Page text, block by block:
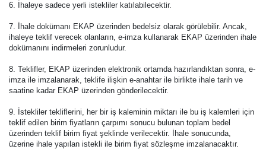
6. İhaleye sadece yerli istekliler katılabilecektir.
7. İhale dokümanı EKAP üzerinden bedelsiz olarak görülebilir. Ancak,
ihaleye teklif verecek olanların, e-imza kullanarak EKAP üzerinden ihale
dokümanını indirmeleri zorunludur.
8. Teklifler, EKAP üzerinden elektronik ortamda hazırlandıktan sonra, e-
imza ile imzalanarak, teklife ilişkin e-anahtar ile birlikte ihale tarih ve
saatine kadar EKAP üzerinden gönderilecektir.
9. İstekliler tekliflerini, her bir iş kaleminin miktarı ile bu iş kalemleri için
teklif edilen birim fiyatların çarpımı sonucu bulunan toplam bedel
üzerinden teklif birim fiyat şeklinde verilecektir. İhale sonucunda,
üzerine ihale yapılan istekli ile birim fiyat sözleşme imzalanacaktır.